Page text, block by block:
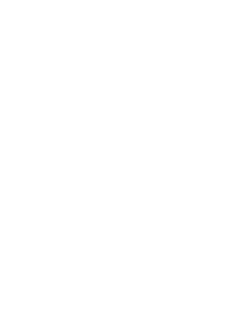
entre les pays
Caraïbe avec le